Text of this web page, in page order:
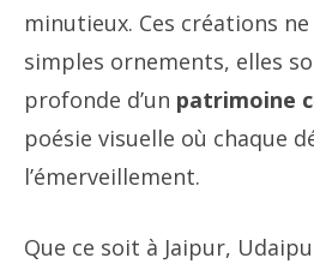
minutieux. Ces créations
simples ornements, elles
profonde d’un patrimoine
poésie visuelle où chaque
l’émerveillement.
Que ce soit à Jaipur,